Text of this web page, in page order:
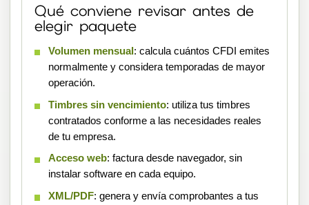
Qué conviene revisar antes de
elegir paquete
Volumen mensual: calcula cuántos CFDI emites
normalmente y considera temporadas de mayor
operación.
Timbres sin vencimiento: utiliza tus timbres
contratados conforme a las necesidades reales
de tu empresa.
Acceso web: factura desde navegador, sin
instalar software en cada equipo.
XML/PDF: genera y envía comprobantes a tus